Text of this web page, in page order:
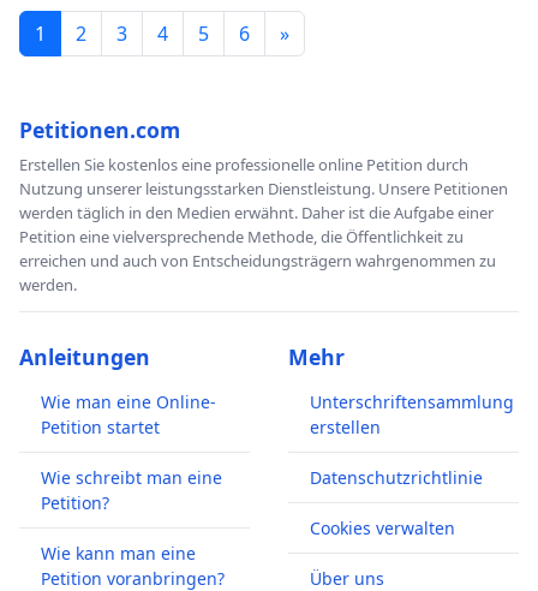
1 2 3 4 5 6 »
Petitionen.com
Erstellen Sie kostenlos eine professionelle online Petition durch
Nutzung unserer leistungsstarken Dienstleistung. Unsere Petitionen
werden täglich in den Medien erwähnt. Daher ist die Aufgabe einer
Petition eine vielversprechende Methode, die Öffentlichkeit zu
erreichen und auch von Entscheidungsträgern wahrgenommen zu
werden.
Anleitungen
Wie man eine Online-
Petition startet
Wie schreibt man eine
Petition?
Wie kann man eine
Petition voranbringen?
Mehr
Unterschriftensammlung
erstellen
Datenschutzrichtlinie
Cookies verwalten
Über uns